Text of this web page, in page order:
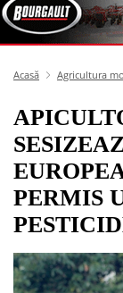
Acasă Agricultura
PERMIS